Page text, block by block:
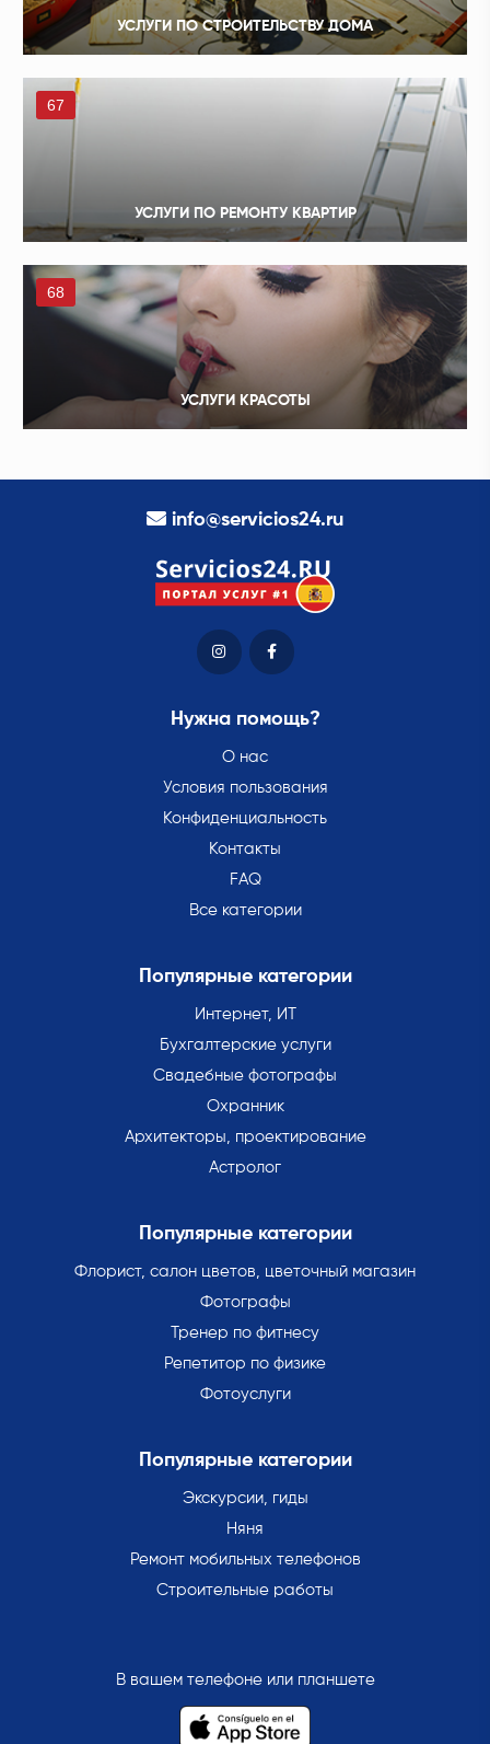
УСЛУГИ ПО СТРОИТЕЛЬСТВУ ДОМА
67
УСЛУГИ ПО РЕМОНТУ КВАРТИР
68
УСЛУГИ КРАСОТЫ
info@servicios24.ru
Нужна помощь?
О нас
Условия пользования
Конфиденциальность
Контакты
FAQ
Все категории
Популярные категории
Интернет, ИТ
Бухгалтерские услуги
Свадебные фотографы
Охранник
Архитекторы, проектирование
Астролог
Популярные категории
Флорист, салон цветов, цветочный магазин
Фотографы
Тренер по фитнесу
Репетитор по физике
Фотоуслуги
Популярные категории
Экскурсии, гиды
Няня
Ремонт мобильных телефонов
Строительные работы
В вашем телефоне или планшете